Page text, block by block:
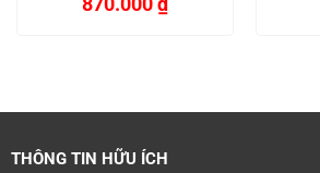
THÔNG TIN HỮU ÍCH